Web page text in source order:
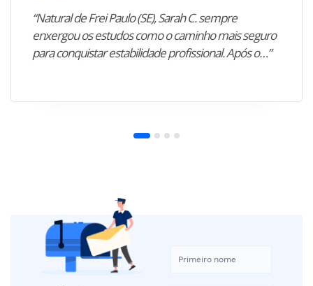
“Natural de Frei Paulo (SE), Sarah C. sempre
enxergou os estudos como o caminho mais seguro
para conquistar estabilidade profissional. Após o…”